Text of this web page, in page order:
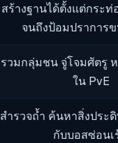
สร้างฐานได้ตั้งแต่กระ
จนถึงป้อมปราการ
รวมกลุ่มชน จู่โจมศัตรู
ใน PvE
สำรวจถ้ำ ค้นหาสิ่งประ
กับบอสซ่อนเ